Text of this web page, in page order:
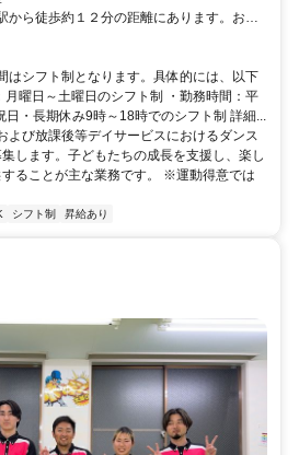
駐車場がございます。通勤の利便性が高い
、快適にご通勤いただけます。
はシフト制となります。具体的には、以下
曜日～土曜日のシフト制 ・勤務時間：平
日・長期休み9時～18時でのシフト制 詳細...
よび放課後等デイサービスにおけるダンス
します。子どもたちの成長を支援し、楽し
することが主な業務です。 ※運動得意では
シフト制 昇給あり